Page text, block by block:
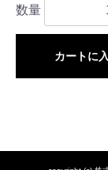
数量
カートに